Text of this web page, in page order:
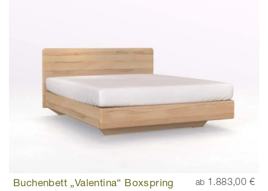
Buchenbett „Valentina“ Boxspring ab 1.883,00 €